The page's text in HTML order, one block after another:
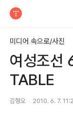
미디어 속으로/사진
여성조선
TABLE
김형오 2010. 6. 7.